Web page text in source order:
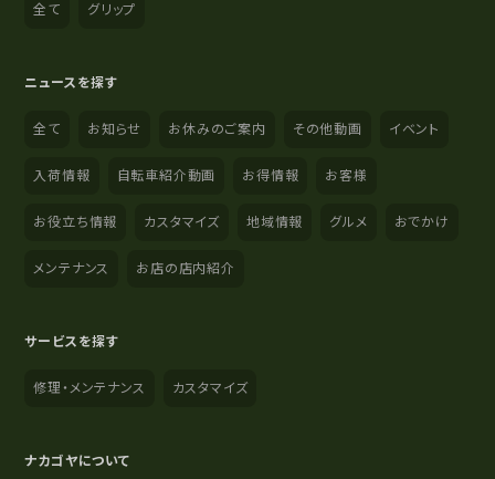
全て グリップ
ニュースを探す
全て お知らせ お休みのご案内 その他動画 イベント
入荷情報 自転車紹介動画 お得情報 お客様
お役立ち情報 カスタマイズ 地域情報 グルメ おでかけ
メンテナンス お店の店内紹介
サービスを探す
修理・メンテナンス カスタマイズ
ナカゴヤについて